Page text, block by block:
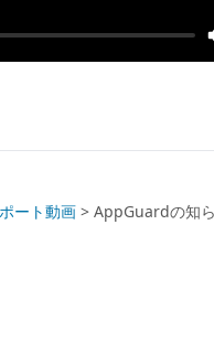
ート動画 > AppGuardの知